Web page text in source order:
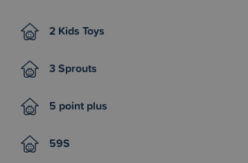
2 Kids Toys
3 Sprouts
5 point plus
59S